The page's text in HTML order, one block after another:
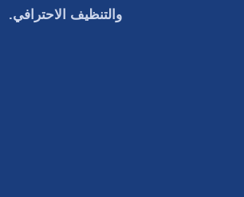
والتنظيف الاحترافي.